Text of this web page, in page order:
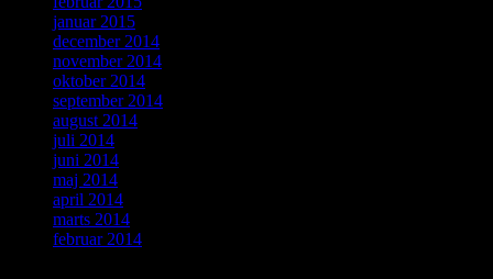
januar 2015
december 2014
november 2014
oktober 2014
september 2014
august 2014
juli 2014
juni 2014
maj 2014
april 2014
marts 2014
februar 2014